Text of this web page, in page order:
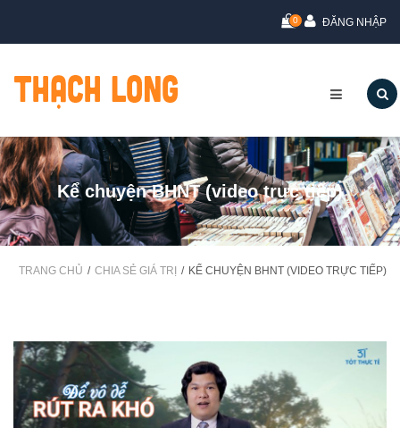
0 ĐĂNG NHẬP
Kể chuyện BHNT (video trực tiếp)
TRANG CHỦ CHIA SẺ GIÁ TRỊ KỂ CHUYỆN BHNT (VIDEO TRỰC TIẾP)